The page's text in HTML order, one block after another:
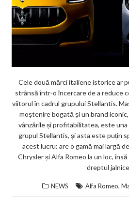
Cele două mărci italiene istorice ar
strânsă într-o încercare de a reduce
viitorul în cadrul grupului Stellantis.
moștenire bogată și un brand
vânzările și profitabilitatea, este
grupul Stellantis, și asta este puțin
acest lucru: are o gamă mai largă
Chrysler și Alfa Romeo la un loc,
dreptul
NEWS Alfa Romeo,